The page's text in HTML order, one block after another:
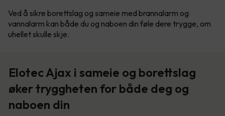
Ved å sikre borettslag og sameie med brannalarm og
vannalarm kan både du og naboen din føle dere trygge, om
uhellet skulle skje.
Elotec Ajax i sameie og borettslag
øker tryggheten for både deg og
naboen din